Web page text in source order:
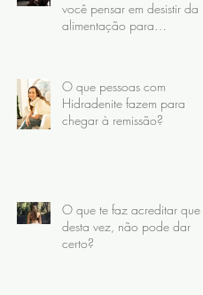
você pensar em desistir da
alimentação para
O que pessoas com
Hidradenite fazem para
chegar à remissão?
O que te faz acreditar que,
desta vez, não pode dar
certo?